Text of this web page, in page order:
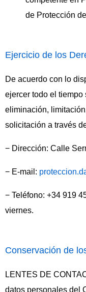
de Protección
Ejercicio de los
De acuerdo con lo
ejercer todo el tiempo
eliminación,
solicitación a través
− Dirección: Calle
− E-mail:
− Teléfono: +34 919
viernes.
Conservación de
LENTES DE
datos personales del